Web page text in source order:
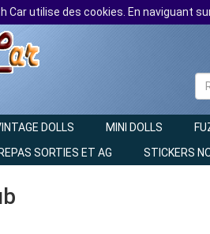
utilise des cookies. En naviguant
DOLLS MINI DOLLS
REPAS SORTIES ET AG STICKERS